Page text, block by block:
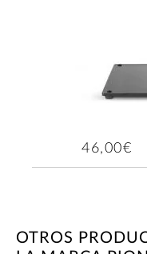
46,00€
OTROS